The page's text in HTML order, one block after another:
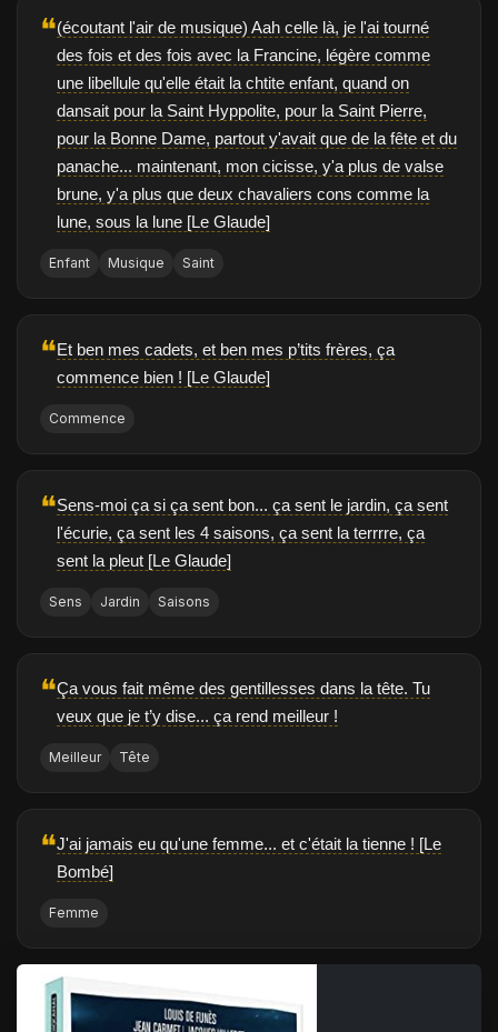
❝(écoutant l'air de musique) Aah celle là, je l'ai tourné
des fois et des fois avec la Francine, légère comme
une libellule qu'elle était la chtite enfant, quand on
dansait pour la Saint Hyppolite, pour la Saint Pierre,
pour la Bonne Dame, partout y'avait que de la fête et du
panache... maintenant, mon cicisse, y'a plus de valse
brune, y'a plus que deux chavaliers cons comme la
lune, sous la lune [Le Glaude]
Enfant Musique Saint
❝Et ben mes cadets, et ben mes p’tits frères, ça
commence bien ! [Le Glaude]
Commence
❝Sens-moi ça si ça sent bon... ça sent le jardin, ça sent
l'écurie, ça sent les 4 saisons, ça sent la terrrre, ça
sent la pleut [Le Glaude]
Sens Jardin Saisons
❝Ça vous fait même des gentillesses dans la tête. Tu
veux que je t’y dise... ça rend meilleur !
Meilleur Tête
❝J'ai jamais eu qu'une femme... et c'était la tienne ! [Le
Bombé]
Femme